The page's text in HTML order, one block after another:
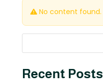
No content found.
Recent Posts